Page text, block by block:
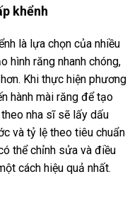
khểnh
là lựa chọn của nhiều
hình răng nhanh chóng,
Khi thực hiện phương
hành mài răng để tạo
nha sĩ sẽ lấy dấu
và tỷ lệ theo tiêu chuẩn
thể chỉnh sửa và điều
cách hiệu quả nhất.